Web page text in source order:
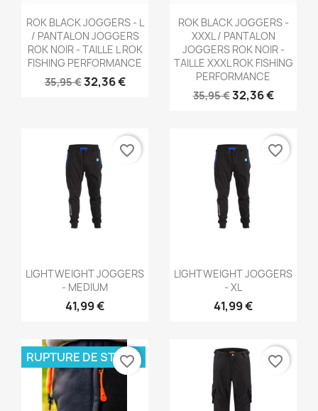
Aperçu rapide
ROK BLACK JOGGERS - L
/ PANTALON JOGGERS
ROK NOIR - TAILLE L ROK
FISHING PERFORMANCE
35,95 €32,36 €
 Aperçu rapide
ROK BLACK JOGGERS -
XXXL / PANTALON
JOGGERS ROK NOIR -
TAILLE XXXL ROK FISHING
PERFORMANCE
35,95 €32,36 €
Aperçu rapide
LIGHTWEIGHT JOGGERS
- MEDIUM
41,99 €
favorite_border
Aperçu rapide
LIGHTWEIGHT JOGGERS
- XL
41,99 €
favorite_border
RUPTURE DE STOCK
favorite_border favorite_border